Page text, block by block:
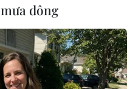
dông